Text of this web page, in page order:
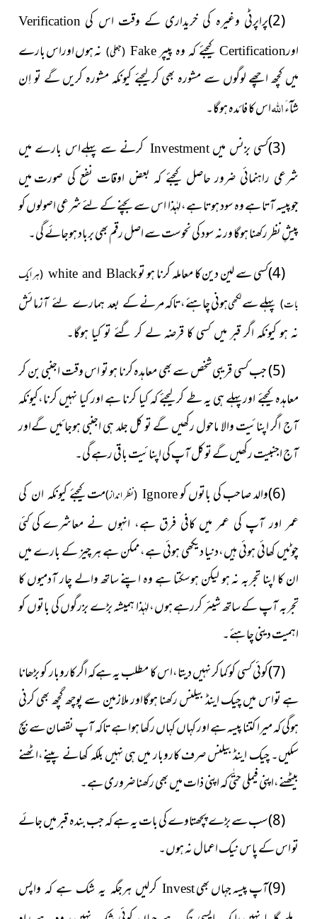
(2)پراپرٹی وغیرہ کی خریداری کے وقت اس کی Verification
اورCertification کیجئے کہ وہ پیپرFake (جعلی)نہ ہوں اوراس بارے
میں کچھ اچھے لوگوں سے مشورہ بھی کرلیجئے کیونکہ مشورہ کریں گے تو اِن
شآءَاللہاس کا فائدہ ہوگا۔
(3)کسی بزنس میں
Investmentکرنے سے پہلےاس بارے میں
شرعی راہنمائی ضرور حاصل کیجئے کہ بعض اوقات نفع کی صورتمیں
جوپیسہ آتا ہے وہ سود ہوتا ہے،لہٰذا اس سے بچنے کے لئے شرعی اصولوں کو
پیشِ نظر رکھنا ہوگا ورنہ سود کی نحوست سے اصل رقم بھی برباد ہوجائے گی۔
(4)کسی سے لین دین کا معاملہ کرنا ہو تو
Black
and
white (ہر ایک
بات) پہلے سےلکھیہونی چاہئے،تاکہ مرنےکے بعد ہمارے لئے آزمائش
نہ ہو کیونکہ اگر قبر میں کسی کا قرضہ لے کر گئے تو کیا ہوگا۔
(5) جب کسی قریبی شخص سے بھی معاہدہ کرنا ہو تو اس وقت اجنبی بن کر
معاہدہ کیجئے اورپہلے ہی یہ طے کرلیجئے کہ کیا کرنا ہے اور کیا نہیں کرنا،کیونکہ
آج اگر اپنائیت والا ماحول رکھیں گے تو کل جلد ہی اجنبی ہوجائیں گےاور
آج اجنبیت رکھیں گے تو کل آپ کی اپنائیت باقی رہے گی۔
(6)والد صاحب کی باتوں کو
Ignore (نظر انداز)مت کیجئےکیونکہ ان کی
عمر اور آپ کی عمر میں کافی فرق ہے، انہوں نے معاشرےکی کئی
چوٹیں کھائی ہوئی ہیں،دنیا دیکھی ہوئی ہے،ممکن ہے ہر چیز کے بارے میں
ان کا اپنا تجربہ نہ ہو لیکن ہوسکتا ہے وہ اپنے ساتھ والے چار آدمیوں کا
تجربہ آپ کے ساتھ شیئر کررہے ہوں،لہٰذا ہمیشہ بڑے بزرگوں کی باتوں کو
اہمیت دینی چاہئے۔
(7)کوئی کسی کو کماکر نہیں دیتا،اس کا مطلب یہ ہےکہ اگر کاروبار
کو بڑھانا
ہے تواس میں چیک اینڈ بیلنس رکھنا ہوگااور ملازمین سے پوچھ گچھ بھی کرنی
ہوگی کہ میرا کتنا پیسہ ہے اور کہاں کہاں رکھا ہوا ہے تاکہ آپ نقصان سے بچ
سکیں۔ چیک اینڈ بیلنس صرف کاروبار میں ہی نہیں بلکہ کھانے پینے،اٹھنے
بیٹھنے،اپنی فیملی حتّٰی کہ اپنی ذات میں بھی رکھنا ضروری ہے۔
(8)سب سے بڑے پچھتاوے کی بات یہ ہے کہ جب بندہ قبر میں جائے
تو اس کے پاس نیک اعمال نہ ہوں۔
(9)آپ پیسہ جہاں بھی
Invest کرلیں ہرجگہ یہ شک ہے کہ واپس